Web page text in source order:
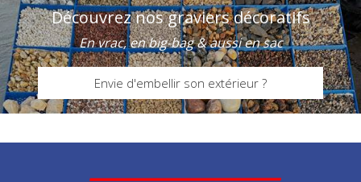
Découvrez nos graviers décoratifs
En vrac, en big-bag & aussi en sac
Envie d'embellir son extérieur ?